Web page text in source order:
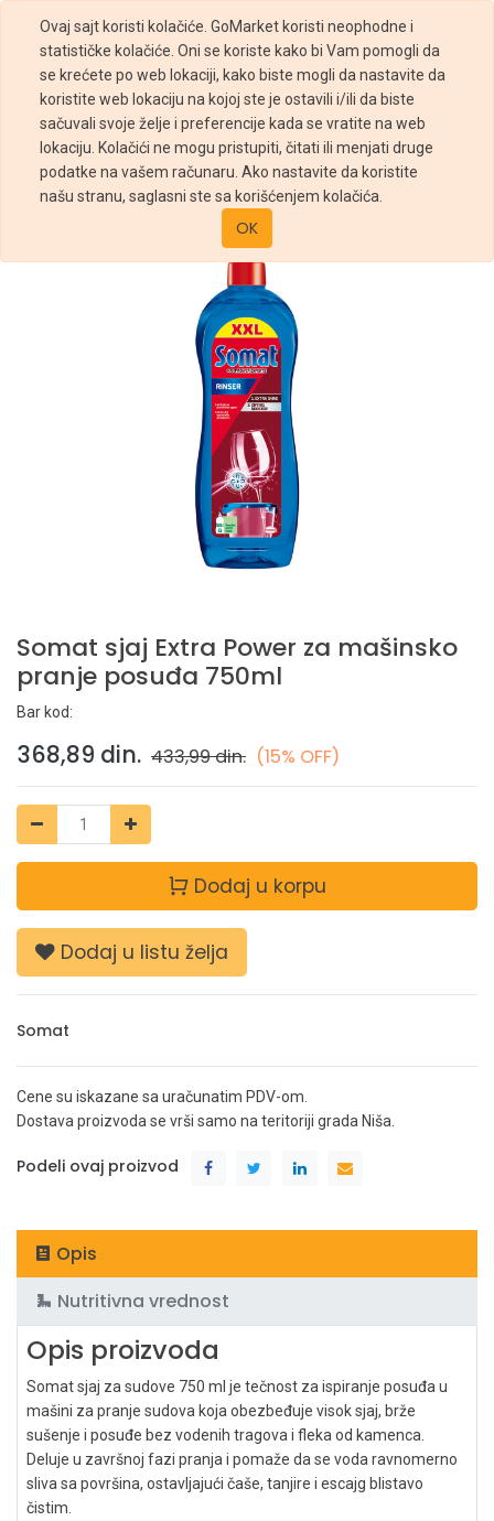
Ovaj sajt koristi kolačiće. GoMarket koristi neophodne i
statističke kolačiće. Oni se koriste kako bi Vam pomogli da
se krećete po web lokaciji, kako biste mogli da nastavite da
koristite web lokaciju na kojoj ste je ostavili i/ili da biste
sačuvali svoje želje i preferencije kada se vratite na web
lokaciju. Kolačići ne mogu pristupiti, čitati ili menjati druge
podatke na vašem računaru. Ako nastavite da koristite
našu stranu, saglasni ste sa korišćenjem kolačića.
OK
Prodavnica
Somat sjaj Extra Power za mašinsko pranje posuđa
750ml
Somat sjaj Extra Power za mašinsko
pranje posuđa 750ml
Bar kod:
368,89 din. 433,99din. (15% OFF)
Dodaj u korpu
Dodaj u listu želja
Somat
Cene su iskazane sa uračunatim PDV-om.
Dostava proizvoda se vrši samo na teritoriji grada Niša.
Podeli ovaj proizvod
Opis
Nutritivna vrednost
Opis proizvoda
Somat sjaj za sudove 750 ml je tečnost za ispiranje posuđa u
mašini za pranje sudova koja obezbeđuje visok sjaj, brže
sušenje i posuđe bez vodenih tragova i fleka od kamenca.
Deluje u završnoj fazi pranja i pomaže da se voda ravnomerno
sliva sa površina, ostavljajući čaše, tanjire i escajg blistavo
čistim.